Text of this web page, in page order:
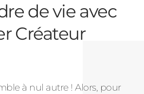
de vie avec
Créateur
à nul autre ! Alors, pour